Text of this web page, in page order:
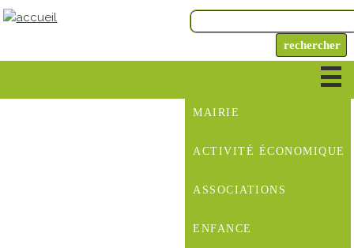
MAIRIE
ACTIVITÉ ÉCONOMIQUE
ASSOCIATIONS
ENFANCE